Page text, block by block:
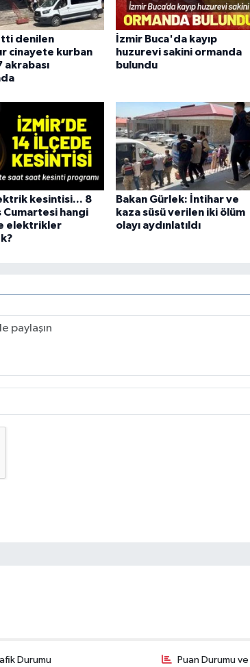
denilen
cinayete kurban
akrabası
İzmir Buca'da kayıp
huzurevi sakini ormanda
bulundu
kesintisi... 8
Cumartesi hangi
elektrikler
Bakan Gürlek: İntihar ve
kaza süsü verilen iki ölüm
olayı aydınlatıldı
Durumu Puan Durumu